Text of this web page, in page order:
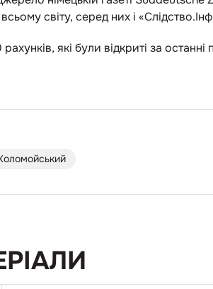
світу, серед них і
які були відкриті за